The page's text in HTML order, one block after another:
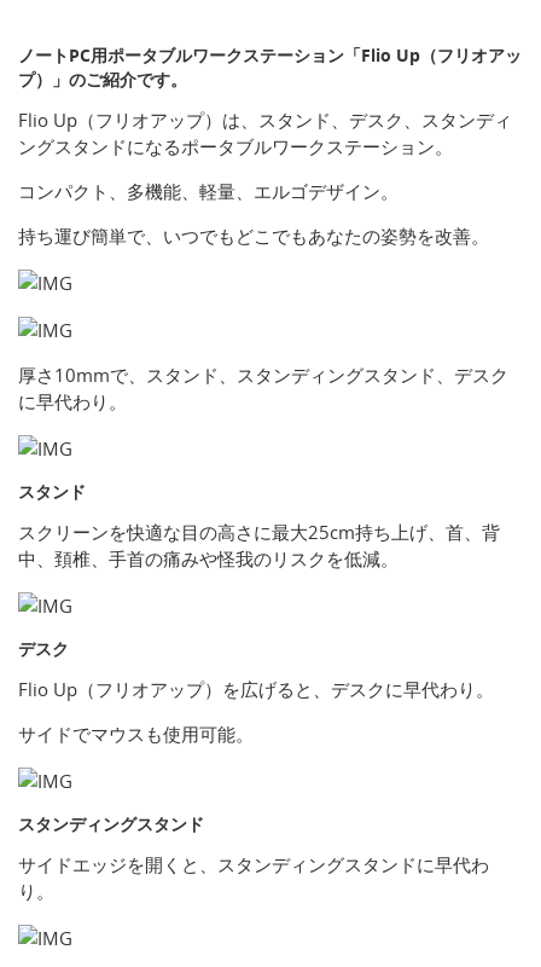
ノートPC用ポータブルワークステーション「Flio Up（フリオアッ
プ）」のご紹介です。
Flio Up（フリオアップ）は、スタンド、デスク、スタンディ
ングスタンドになるポータブルワークステーション。
コンパクト、多機能、軽量、エルゴデザイン。
持ち運び簡単で、いつでもどこでもあなたの姿勢を改善。
厚さ10mmで、スタンド、スタンディングスタンド、デスク
に早代わり。
スタンド
スクリーンを快適な目の高さに最大25cm持ち上げ、首、背
中、頚椎、手首の痛みや怪我のリスクを低減。
デスク
Flio Up（フリオアップ）を広げると、デスクに早代わり。
サイドでマウスも使用可能。
スタンディングスタンド
サイドエッジを開くと、スタンディングスタンドに早代わ
り。